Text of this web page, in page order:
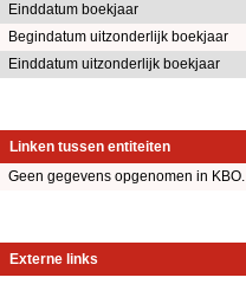
Einddatum boekjaar
Begindatum uitzonderlijk boekjaar
Einddatum uitzonderlijk boekjaar
Linken tussen entiteiten
Geen gegevens opgenomen in KBO.
Externe links